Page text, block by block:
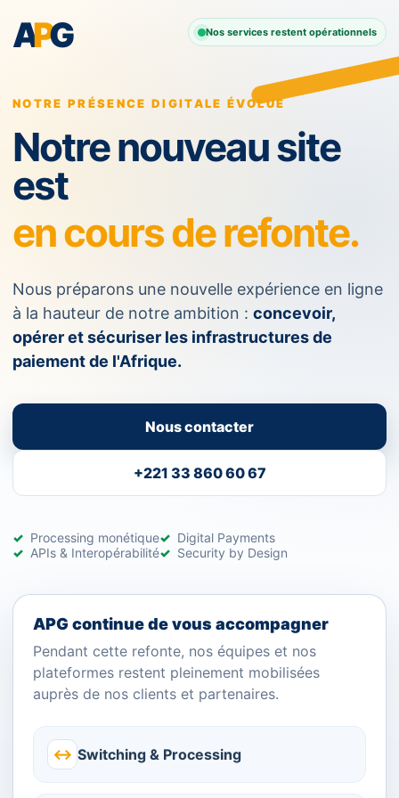
APG Nos services restent opérationnels
NOTRE PRÉSENCE DIGITALE ÉVOLUE
Notre nouveau site
est
en cours de refonte.
Nous préparons une nouvelle expérience en ligne
à la hauteur de notre ambition : concevoir,
opérer et sécuriser les infrastructures de
paiement de l'Afrique.
Nous contacter
+221 33 860 60 67
Processing monétique
Digital Payments
APIs & Interopérabilité
Security by Design
APG continue de vous accompagner
Pendant cette refonte, nos équipes et nos
plateformes restent pleinement mobilisées
auprès de nos clients et partenaires.
↔ Switching & Processing